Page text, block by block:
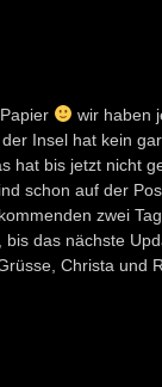
wir haben
Insel hat kein
hat bis jetzt nicht
schon auf der
zwei
das nächste
Christa und